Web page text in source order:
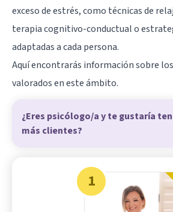
exceso de estrés, como técnicas de
terapia cognitivo-conductual o
adaptadas a cada persona.
Aquí encontrarás información sobre
valorados en este ámbito.
¿Eres psicólogo/a y te gustaría
más clientes?
1